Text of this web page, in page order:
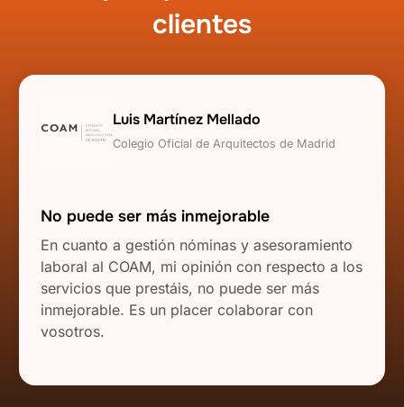
clientes
Luis Martínez Mellado
Colegio Oficial de Arquitectos de Madrid
No puede ser más inmejorable
En cuanto a gestión nóminas y asesoramiento
laboral al COAM, mi opinión con respecto a los
servicios que prestáis, no puede ser más
inmejorable. Es un placer colaborar con
vosotros.